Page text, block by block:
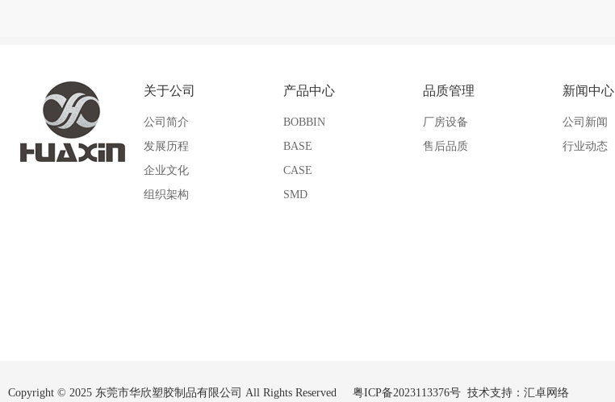
SQ
QPI VP
关于公司
公司简介
发展历程
企业文化
组织架构
产品中心
BOBBIN
BASE
CASE
SMD
品质管理
厂房设备
售后品质
新闻中心
公司新闻
行业动态
Copyright © 2025 东莞市华欣塑胶制品有限公司 All Rights Reserved 粤ICP备2023113376号 技术支持：汇卓网络